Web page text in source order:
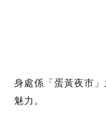
身處係「蛋黃夜市
魅力。